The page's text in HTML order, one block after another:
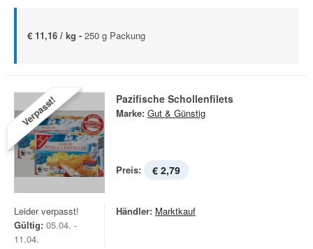
€ 11,16 / kg - 250 g Packung
Verpasst! Pazifische Schollenfilets
Marke: Gut & Günstig
Preis: € 2,79
Leider verpasst!
Gültig: 05.04. -
11.04.
Händler: Marktkauf